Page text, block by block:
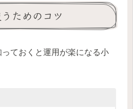
ためのコツ
ておくと運用が楽になる小